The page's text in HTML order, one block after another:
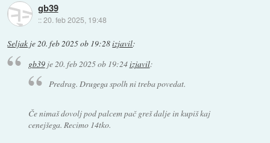
gb39
::20. feb 2025, 19:48
Seljak je20. feb 2025 ob 19:28izjavil:
gb39je20. feb 2025 ob 19:24izjavil:
Predrag. Drugega spolh ni treba povedat.
Če nimaš dovolj pod palcem pač greš dalje in kupiš kaj
cenejšega. Recimo 14tko.